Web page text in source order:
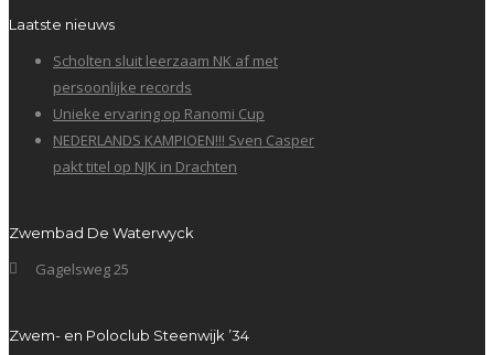
Laatste nieuws
Scholten sluit leerzaam NK af met
persoonlijke records
Unieke ervaring op Ranomi Cup
NEDERLANDS KAMPIOEN!!! Sven Casper
pakt titel op NJK in Drachten
Zwembad De Waterwyck
Gagelsweg 25
Zwem- en Poloclub Steenwijk ’34